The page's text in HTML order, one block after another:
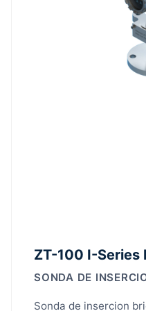
ZT-100 I-Series
SONDA DE
Sonda de insercion